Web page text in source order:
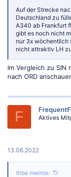
Auf der Strecke
Deutschland zu
A340 ab Frankfurt
gibt es noch nicht
nur 3x wöchentlich
nicht attraktiv LH
Im Vergleich zu SIN
nach ORD
F Aktives
13.06.2022
thbe meinte: